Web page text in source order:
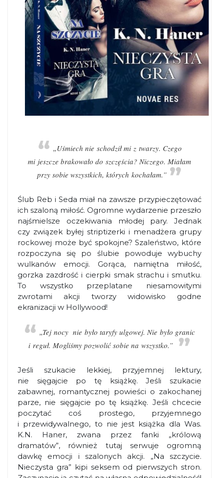
„Uśmiech nie schodził mi z twarzy. Czego
mi jeszcze brakowało do szczęścia? Niczego. Miałam
przy sobie wszystkich, których kochałam.”
Ślub Reb i Seda miał na zawsze przypieczętować
ich szaloną miłość. Ogromne wydarzenie przeszło
najśmielsze oczekiwania młodej pary. Jednak
czy związek byłej striptizerki i menadżera grupy
rockowej może być spokojne? Szaleństwo, które
rozpoczyna się po ślubie powoduje wybuchy
wulkanów emocji. Gorąca, namiętna miłość,
gorzka zazdrość i cierpki smak strachu i smutku.
To wszystko przeplatane niesamowitymi
zwrotami akcji tworzy widowisko godne
ekranizacji w Hollywood!
„Tej nocy nie było taryfy ulgowej. Nie było granic
i reguł. Mogliśmy pozwolić sobie na wszystko.”
Jeśli szukacie lekkiej, przyjemnej lektury,
nie sięgajcie po tę książkę. Jeśli szukacie
zabawnej, romantycznej powieści o zakochanej
parze, nie sięgajcie po tę książkę. Jeśli chcecie
poczytać coś prostego, przyjemnego
i przewidywalnego, to nie jest książka dla Was.
K.N. Haner, zwana przez fanki „królową
dramatów”, również tutaj serwuje ogromną
dawkę emocji i szalonych akcji. „Na szczycie.
Nieczysta gra” kipi seksem od pierwszych stron.